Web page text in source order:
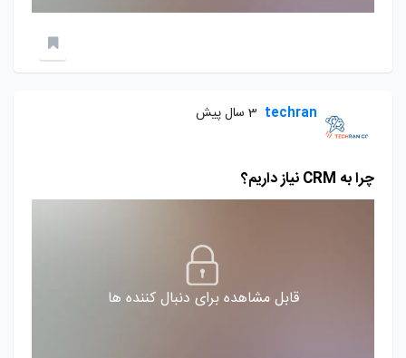
techran 3 سال پیش
چرا به CRM نیاز داریم؟
قابل مشاهده برای دنبال کننده ها